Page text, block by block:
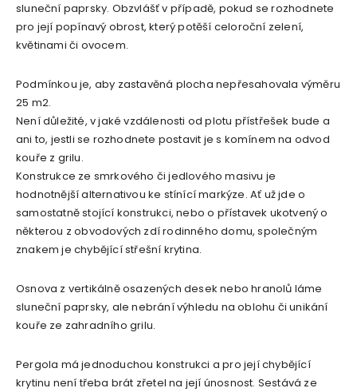
sluneční paprsky. Obzvlášť v případě, pokud se rozhodnete
pro její popínavý obrost, který potěší celoroční zelení,
květinami či ovocem.
Podmínkou je, aby zastavěná plocha nepřesahovala výměru
25 m2.
Není důležité, v jaké vzdálenosti od plotu přístřešek bude a
ani to, jestli se rozhodnete postavit je s komínem na odvod
kouře z grilu.
Konstrukce ze smrkového či jedlového masivu je
hodnotnější alternativou ke stínící markýze. Ať už jde o
samostatně stojící konstrukci, nebo o přístavek ukotvený o
některou z obvodových zdí rodinného domu, společným
znakem je chybějící střešní krytina.
Osnova z vertikálně osazených desek nebo hranolů láme
sluneční paprsky, ale nebrání výhledu na oblohu či unikání
kouře ze zahradního grilu.
Pergola má jednoduchou konstrukci a pro její chybějící
krytinu není třeba brát zřetel na její únosnost. Sestává ze